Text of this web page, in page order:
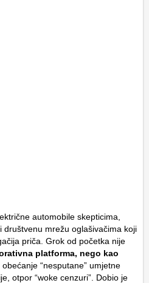
automobile skepticima,
društvenu mrežu oglašivačima koji
priča. Grok od početka nije
platforma, nego kao
“nesputane” umjetne
otpor “woke cenzuri”. Dobio je